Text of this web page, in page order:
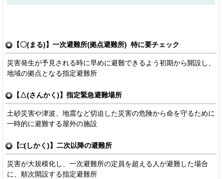
【〇(まる)】一次避難所(拠点避難所) 特に要チェック
災害発生が予見される時に早めに避難できるよう初期から開設し、
地域の拠点となる指定避難所
【△(さんかく)】指定緊急避難場所
土砂災害や津波、地震など切迫した災害の危険から命を守るために
一時的に避難する屋外の施設
【□(しかく)】二次以降の避難所
災害が大規模化し、一次避難所の定員を超える人が避難した場合
に、順次開設する指定避難所